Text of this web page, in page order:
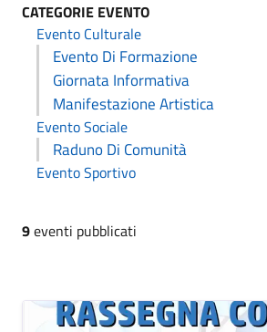
CATEGORIE EVENTO
Evento Culturale
Evento Di Formazione
Giornata Informativa
Manifestazione Artistica
Evento Sociale
Raduno Di Comunità
Evento Sportivo
9eventi pubblicati